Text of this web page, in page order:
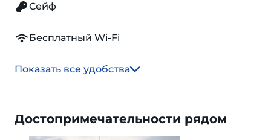
Сейф
Бесплатный Wi-Fi
Показать все удобства
Достопримечательности рядом